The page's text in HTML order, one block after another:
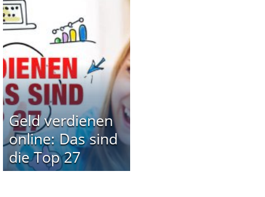
Geld verdienen
online: Das sind
die Top 27